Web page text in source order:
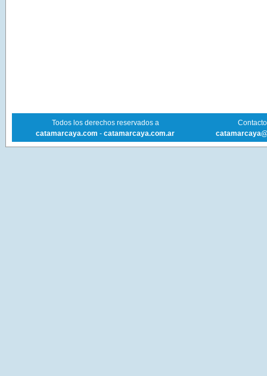
Todos los derechos reservados a
catamarcaya.com - catamarcaya.com.ar